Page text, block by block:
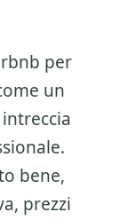
per
un
.
bene,
prezzi